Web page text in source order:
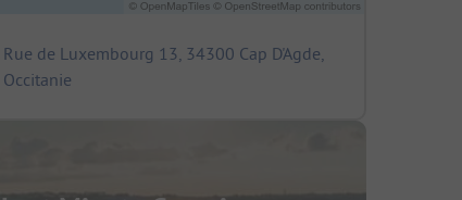
Rue de Luxembourg 13, 34300 Cap D'Agde,
Occitanie